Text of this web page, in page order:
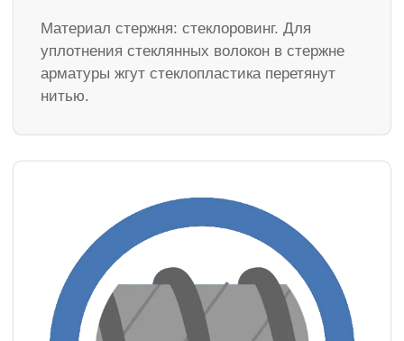
Материал стержня: стеклоровинг. Для
уплотнения стеклянных волокон в стержне
арматуры жгут стеклопластика перетянут
нитью.